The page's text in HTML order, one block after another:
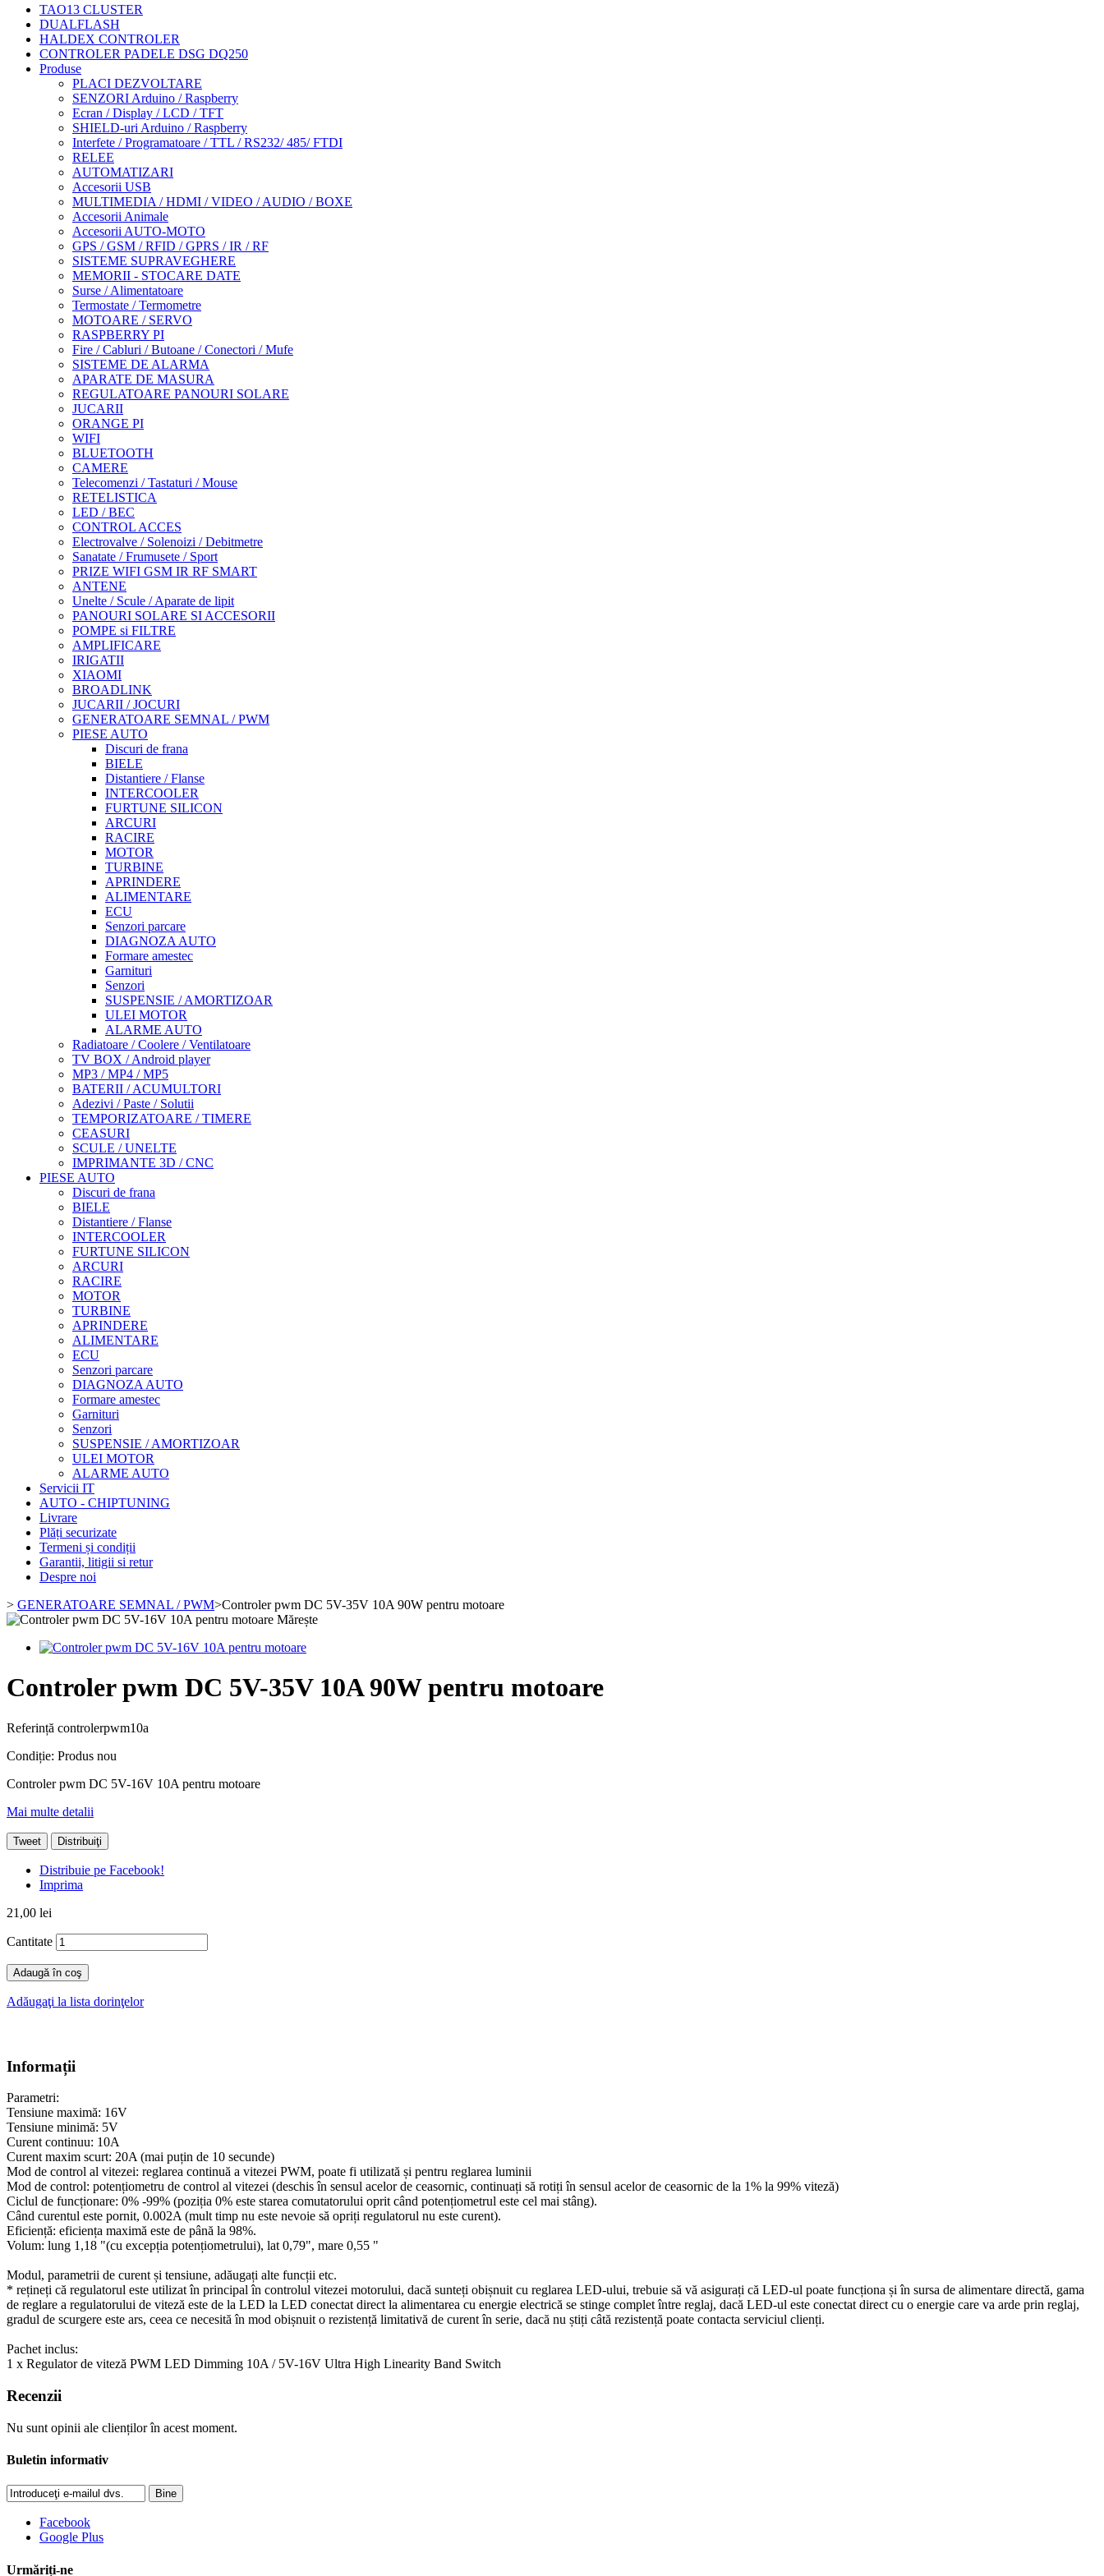
TAO13 CLUSTER
DUALFLASH
HALDEX CONTROLER
CONTROLER PADELE DSG DQ250
Produse
PLACI DEZVOLTARE
SENZORI Arduino / Raspberry
Ecran / Display / LCD / TFT
SHIELD-uri Arduino / Raspberry
Interfete / Programatoare / TTL / RS232/ 485/ FTDI
RELEE
AUTOMATIZARI
Accesorii USB
MULTIMEDIA / HDMI / VIDEO / AUDIO / BOXE
Accesorii Animale
Accesorii AUTO-MOTO
GPS / GSM / RFID / GPRS / IR / RF
SISTEME SUPRAVEGHERE
MEMORII - STOCARE DATE
Surse / Alimentatoare
Termostate / Termometre
MOTOARE / SERVO
RASPBERRY PI
Fire / Cabluri / Butoane / Conectori / Mufe
SISTEME DE ALARMA
APARATE DE MASURA
REGULATOARE PANOURI SOLARE
JUCARII
ORANGE PI
WIFI
BLUETOOTH
CAMERE
Telecomenzi / Tastaturi / Mouse
RETELISTICA
LED / BEC
CONTROL ACCES
Electrovalve / Solenoizi / Debitmetre
Sanatate / Frumusete / Sport
PRIZE WIFI GSM IR RF SMART
ANTENE
Unelte / Scule / Aparate de lipit
PANOURI SOLARE SI ACCESORII
POMPE si FILTRE
AMPLIFICARE
IRIGATII
XIAOMI
BROADLINK
JUCARII / JOCURI
GENERATOARE SEMNAL / PWM
PIESE AUTO
Discuri de frana
BIELE
Distantiere / Flanse
INTERCOOLER
FURTUNE SILICON
ARCURI
RACIRE
MOTOR
TURBINE
APRINDERE
ALIMENTARE
ECU
Senzori parcare
DIAGNOZA AUTO
Formare amestec
Garnituri
Senzori
SUSPENSIE / AMORTIZOAR
ULEI MOTOR
ALARME AUTO
Radiatoare / Coolere / Ventilatoare
TV BOX / Android player
MP3 / MP4 / MP5
BATERII / ACUMULTORI
Adezivi / Paste / Solutii
TEMPORIZATOARE / TIMERE
CEASURI
SCULE / UNELTE
IMPRIMANTE 3D / CNC
PIESE AUTO
Discuri de frana
BIELE
Distantiere / Flanse
INTERCOOLER
FURTUNE SILICON
ARCURI
RACIRE
MOTOR
TURBINE
APRINDERE
ALIMENTARE
ECU
Senzori parcare
DIAGNOZA AUTO
Formare amestec
Garnituri
Senzori
SUSPENSIE / AMORTIZOAR
ULEI MOTOR
ALARME AUTO
Servicii IT
AUTO - CHIPTUNING
Livrare
Plăți securizate
Termeni și condiții
Garantii, litigii si retur
Despre noi
> GENERATOARE SEMNAL / PWM>Controler pwm DC 5V-35V 10A 90W pentru motoare
Mărește
Controler pwm DC 5V-35V 10A 90W pentru motoare
Referință controlerpwm10a
Condiție: Produs nou
Controler pwm DC 5V-16V 10A pentru motoare
Mai multe detalii
Tweet Distribuiţi
Distribuie pe Facebook!
Imprima
21,00 lei
Cantitate
Adaugă în coş
Adăugaţi la lista dorinţelor
Informații
Parametri:
Tensiune maximă: 16V
Tensiune minimă: 5V
Curent continuu: 10A
Curent maxim scurt: 20A (mai puțin de 10 secunde)
Mod de control al vitezei: reglarea continuă a vitezei PWM, poate fi utilizată și pentru reglarea luminii
Mod de control: potențiometru de control al vitezei (deschis în sensul acelor de ceasornic, continuați să rotiți în sensul acelor de ceasornic de la 1% la 99% viteză)
Ciclul de funcționare: 0% -99% (poziția 0% este starea comutatorului oprit când potențiometrul este cel mai stâng).
Când curentul este pornit, 0.002A (mult timp nu este nevoie să opriți regulatorul nu este curent).
Eficiență: eficiența maximă este de până la 98%.
Volum: lung 1,18 "(cu excepția potențiometrului), lat 0,79", mare 0,55 "
Modul, parametrii de curent și tensiune, adăugați alte funcții etc.
* rețineți că regulatorul este utilizat în principal în controlul vitezei motorului, dacă sunteți obișnuit cu reglarea LED-ului, trebuie să vă asigurați că LED-ul poate funcționa și în sursa de alimentare directă, gama
de reglare a regulatorului de viteză este de la LED la LED conectat direct la alimentarea cu energie electrică se stinge complet între reglaj, dacă LED-ul este conectat direct cu o energie care va arde prin reglaj,
gradul de scurgere este ars, ceea ce necesită în mod obișnuit o rezistență limitativă de curent în serie, dacă nu știți câtă rezistență poate contacta serviciul clienți.
Pachet inclus:
1 x Regulator de viteză PWM LED Dimming 10A / 5V-16V Ultra High Linearity Band Switch
Recenzii
Nu sunt opinii ale clienților în acest moment.
Buletin informativ
Bine
Facebook
Google Plus
Urmăriți-ne